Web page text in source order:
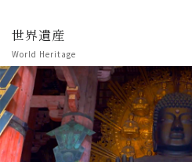
世界遺産
World Heritage